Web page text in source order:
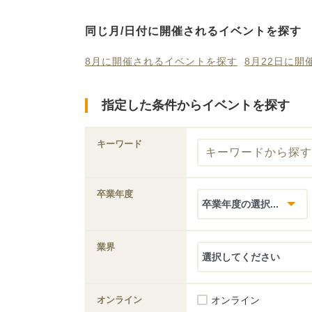
同じ月/日付に開催されるイベントを探す
8月に開催されるイベントを探す 8月22日に開
指定した条件からイベントを探す
キーワード
卒業年度
業界
オンライン オンライン